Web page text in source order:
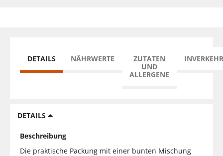
DETAILS NÄHRWERTE
ZUTATEN
UND
ALLERGENE
DETAILS
Beschreibung
Die praktische Packung mit einer bunten Mischung